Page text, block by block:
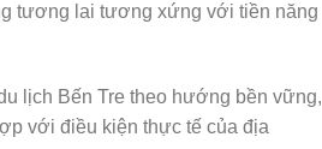
tương lai tương xứng với tiền năng
lịch Bến Tre theo hướng bền vững,
với điều kiện thực tế của địa